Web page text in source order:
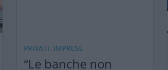
PRIVATI, IMPRESE
“Le banche non